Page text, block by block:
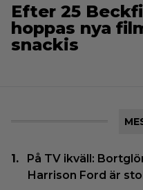
Efter 25
hoppas nya
snackis
På TV ikväll:
Harrison Ford är